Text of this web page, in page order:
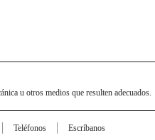
u otros medios que resulten adecuados.
Teléfonos Escríbanos